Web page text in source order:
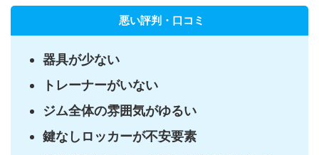
悪い評判・口コミ
器具が少ない
トレーナーがいない
ジム全体の雰囲気がゆるい
鍵なしロッカーが不安要素